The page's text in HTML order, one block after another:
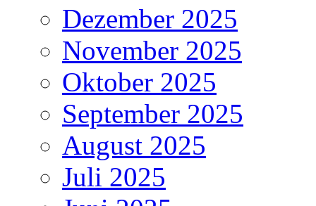
Dezember 2025
November 2025
Oktober 2025
September 2025
August 2025
Juli 2025